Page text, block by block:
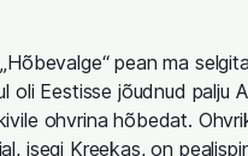
pean ma
oli Eestisse jõudnud palju
ohvrina hõbedat.
isegi Kreekas, on